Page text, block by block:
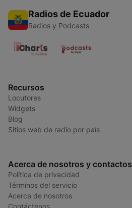
Radios de Ecuador
Radios y Podcasts
Recursos
Locutores
Widgets
Blog
Sitios web de radio por país
Acerca de nosotros y contactos
Política de privacidad
Términos del servicio
Acerca de nosotros